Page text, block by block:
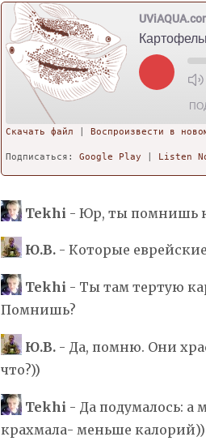
Play
Episode
Google Play
RSS-
ЛЕНТА
ПОДЕЛИТ
ЬСЯ
Скачать файл Воспроизвести в
Подписаться: Google Play Listen
Tekhi - Юр, ты помнишь
Ю.В.- Которые еврейские
Tekhi - Ты там тертую
Помнишь?
Ю.В.- Да, помню. Они
что?))
Tekhi - Да подумалось:
крахмала- меньше калорий))